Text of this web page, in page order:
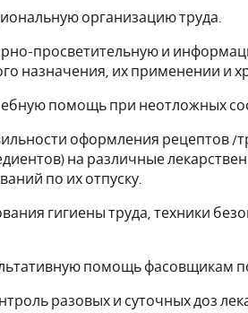
организацию труда.
просветительную и
назначения, их применении и
помощь при неотложных
оформления рецептов /
на различные
по их отпуску.
гигиены труда, техники
помощь фасовщикам
разовых и суточных доз